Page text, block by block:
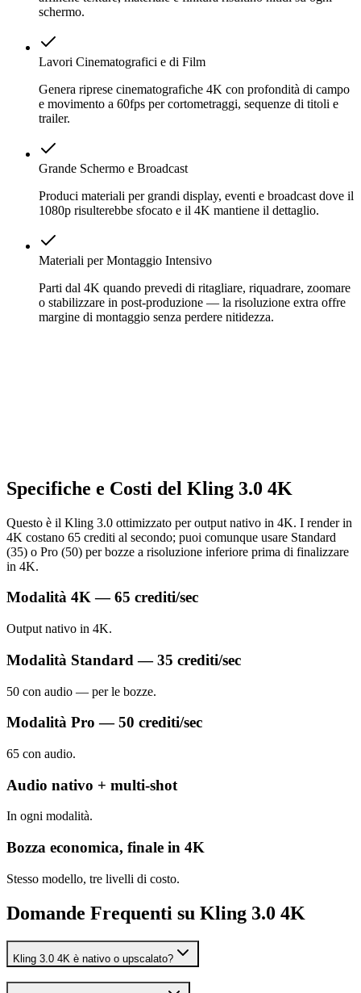
schermo.
Lavori Cinematografici e di Film
Genera riprese cinematografiche 4K con profondità di campo
e movimento a 60fps per cortometraggi, sequenze di titoli e
trailer.
Grande Schermo e Broadcast
Produci materiali per grandi display, eventi e broadcast dove il
1080p risulterebbe sfocato e il 4K mantiene il dettaglio.
Materiali per Montaggio Intensivo
Parti dal 4K quando prevedi di ritagliare, riquadrare, zoomare
o stabilizzare in post-produzione — la risoluzione extra offre
margine di montaggio senza perdere nitidezza.
Specifiche e Costi del Kling 3.0 4K
Questo è il Kling 3.0 ottimizzato per output nativo in 4K. I render in
4K costano 65 crediti al secondo; puoi comunque usare Standard
(35) o Pro (50) per bozze a risoluzione inferiore prima di finalizzare
in 4K.
Modalità 4K — 65 crediti/sec
Output nativo in 4K.
Modalità Standard — 35 crediti/sec
50 con audio — per le bozze.
Modalità Pro — 50 crediti/sec
65 con audio.
Audio nativo + multi-shot
In ogni modalità.
Bozza economica, finale in 4K
Stesso modello, tre livelli di costo.
Domande Frequenti su Kling 3.0 4K
Kling 3.0 4K è nativo o upscalato?